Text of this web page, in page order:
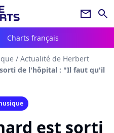
newsletter search
Charts français
/ Actualité de Herbert
de l'hôpital : "Il faut qu'il
est sorti